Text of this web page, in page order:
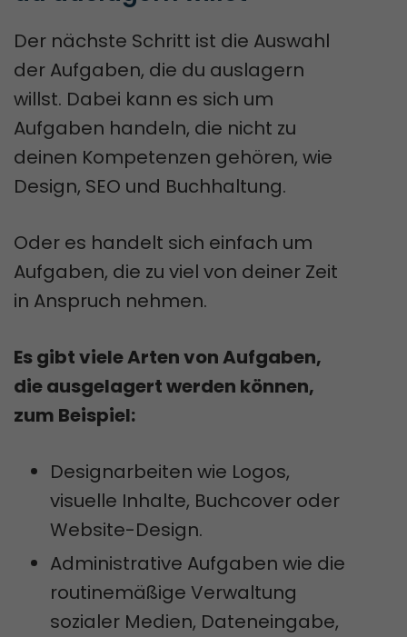
Der nächste Schritt ist die Auswahl
der Aufgaben, die du auslagern
willst. Dabei kann es sich um
Aufgaben handeln, die nicht zu
deinen Kompetenzen gehören, wie
Design, SEO und Buchhaltung.
Oder es handelt sich einfach um
Aufgaben, die zu viel von deiner Zeit
in Anspruch nehmen.
Es gibt viele Arten von Aufgaben,
die ausgelagert werden können,
zum Beispiel:
Designarbeiten wie Logos,
visuelle Inhalte, Buchcover oder
Website-Design.
Administrative Aufgaben wie die
routinemäßige Verwaltung
sozialer Medien, Dateneingabe,